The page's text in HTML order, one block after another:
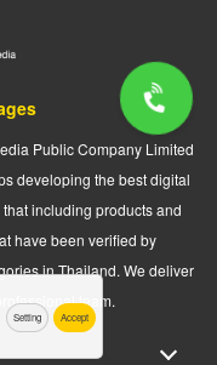
Public Company Limited
developing the best digital
including products and
have been verified by
in Thailand. We deliver
team.
Setting Accept